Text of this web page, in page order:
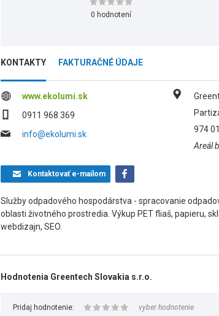
0 hodnotení
KONTAKTY FAKTURAČNÉ ÚDAJE
www.ekolumi.sk
0911 968 369
info@ekolumi.sk
974 01
Areál
Kontaktovaťe-mailom
Služby odpadového hospodárstva - spracovanie
oblasti životného prostredia. Výkup PET fliaš, papieru,
webdizajn, SEO.
Hodnotenia Greentech Slovakia s.r.o.
Pridaj hodnotenie: vyber hodnotenie